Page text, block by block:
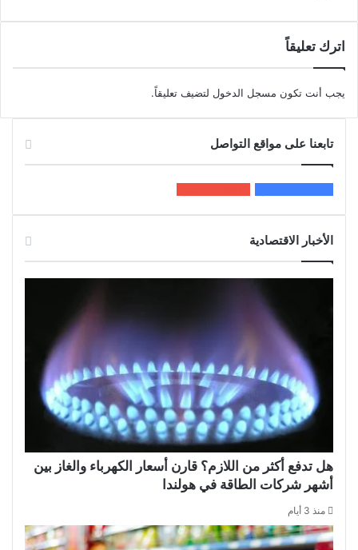
اترك تعليقاً
يجب أنت تكون مسجل الدخول لتضيف تعليقاً.
تابعنا على مواقع التواصل
الأخبار الاقتصادية
هل تدفع أكثر من اللازم؟ قارن أسعار الكهرباء والغاز بين
أشهر شركات الطاقة في هولندا
منذ 3 أيام